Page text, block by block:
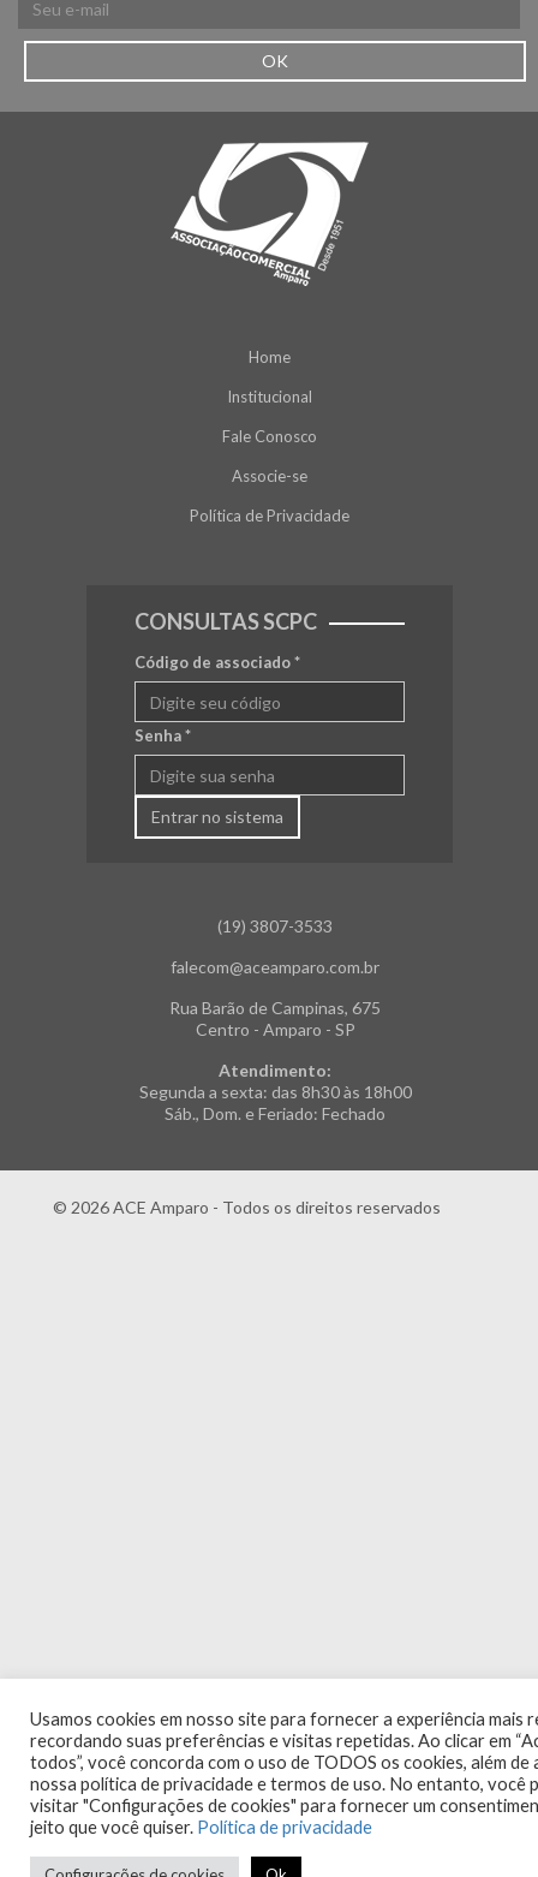
OK
Home
Institucional
Fale Conosco
Associe-se
Política de Privacidade
CONSULTAS SCPC
Código de associado*
Senha*
Entrar no sistema
(19) 3807-3533
falecom@aceamparo.com.br
Rua Barão de Campinas, 675
Centro - Amparo - SP
Atendimento:
Segunda a sexta: das 8h30 às 18h00
Sáb., Dom. e Feriado: Fechado
© 2026 ACE Amparo - Todos os direitos reservados
Usamos cookies em nosso site para fornecer a experiência mais
recordando suas preferências e visitas repetidas. Ao clicar em
todos”, você concorda com o uso de TODOS os cookies, além de
nossa política de privacidade e termos de uso. No entanto, você
visitar "Configurações de cookies" para fornecer um
jeito que você quiser. Política de privacidade